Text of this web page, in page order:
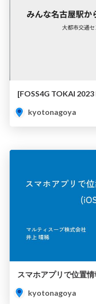
kyotonagoya
kyotonagoya